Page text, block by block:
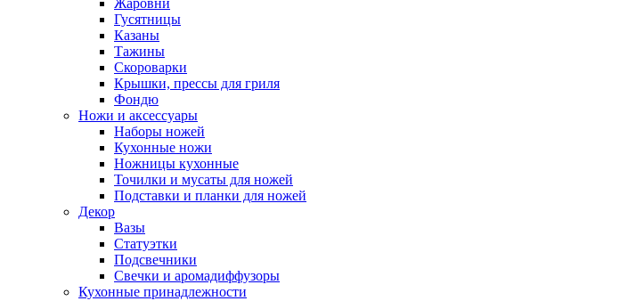
Жаровни
Гусятницы
Казаны
Тажины
Скороварки
Крышки, прессы для гриля
Фондю
Ножи и аксессуары
Наборы ножей
Кухонные ножи
Ножницы кухонные
Точилки и мусаты для ножей
Подставки и планки для ножей
Декор
Вазы
Статуэтки
Подсвечники
Свечки и аромадиффузоры
Кухонные принадлежности